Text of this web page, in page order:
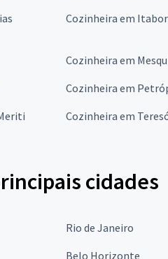
Cozinheira em
Cozinheira em
Cozinheira em
Cozinheira em
cidades
Rio de Janeiro
Belo Horizonte